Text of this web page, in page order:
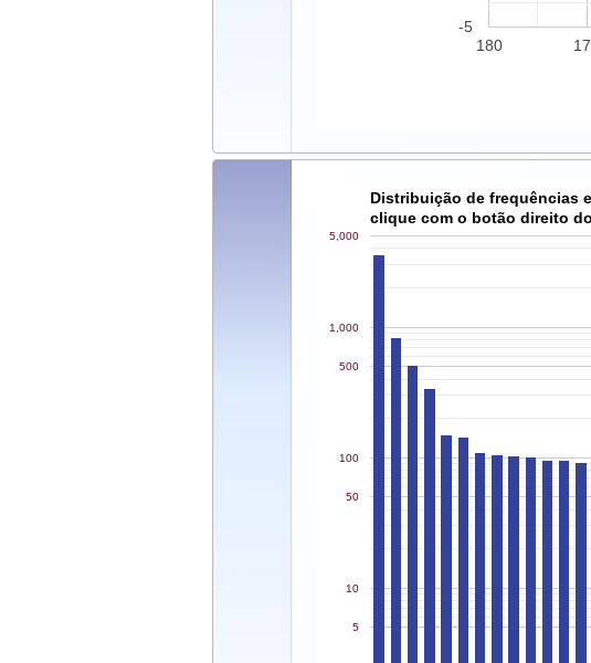
180
-5
Distribuição de frequências
clique com o botão direito
5
10
50
100
500
1,000
5,000